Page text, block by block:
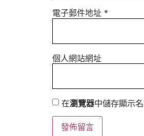
電子郵件地址 *
個人網站網址
在瀏覽器中儲存顯示